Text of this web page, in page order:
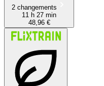
2 changements
11 h 27 min
48,96 €